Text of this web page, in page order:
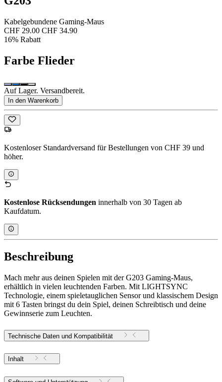
Kabelgebundene Gaming-Maus
CHF 29.00 CHF 34.90
16% Rabatt
Farbe Flieder
Auf Lager. Versandbereit.
In den Warenkorb
Kostenloser Standardversand für Bestellungen von CHF 39 und
höher.
Kostenlose Rücksendungen innerhalb von 30 Tagen ab
Kaufdatum.
Beschreibung
Mach mehr aus deinen Spielen mit der G203 Gaming-Maus,
erhältlich in vielen leuchtenden Farben. Mit LIGHTSYNC
Technologie, einem spieletauglichen Sensor und klassischem Design
mit 6 Tasten bringst du dein Spiel, deinen Schreibtisch und deine
Gewinnserie zum Leuchten.
Technische Daten und Kompatibilität
Inhalt